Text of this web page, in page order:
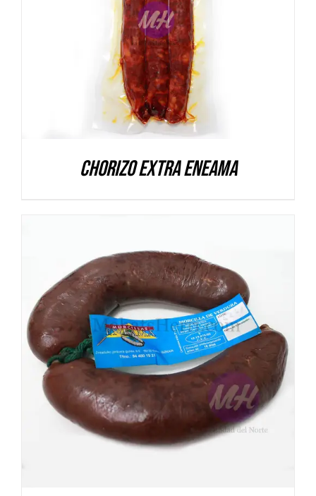
DETALLES
Chorizo extra Eneama
DETALLES